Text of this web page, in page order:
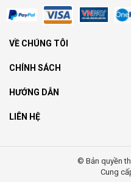
VỀ CHÚNG TÔI
CHÍNH SÁCH
HƯỚNG DẪN
LIÊN HỆ
© Bản quyền
Cung